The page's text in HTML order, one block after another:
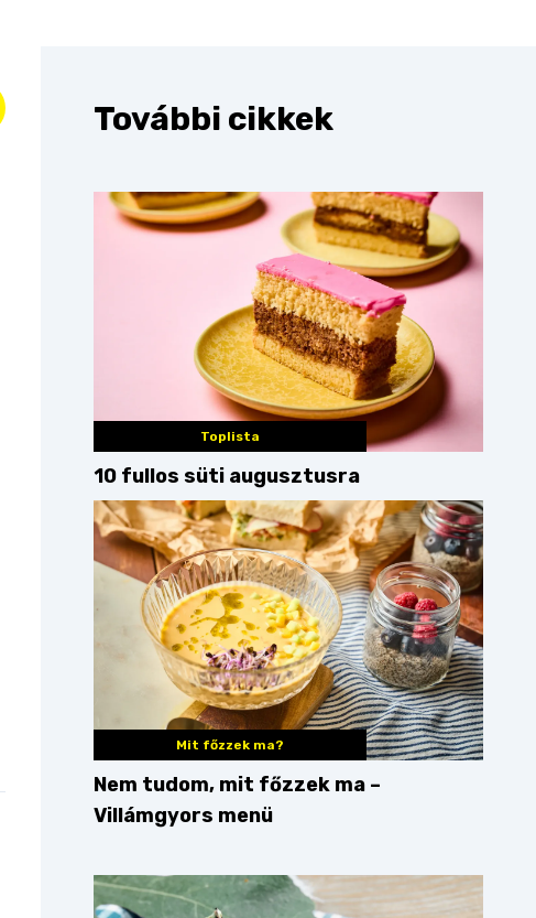
További cikkek
Toplista
10 fullos süti augusztusra
Mit főzzek ma?
Nem tudom, mit főzzek ma –
Villámgyors menü